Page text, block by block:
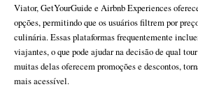
Viator, GetYourGuide e Airbnb Experiences
opções, permitindo que os usuários filtrem por
culinária. Essas plataformas frequentemente
viajantes, o que pode ajudar na decisão de qual
muitas delas oferecem promoções e descontos,
mais acessível.